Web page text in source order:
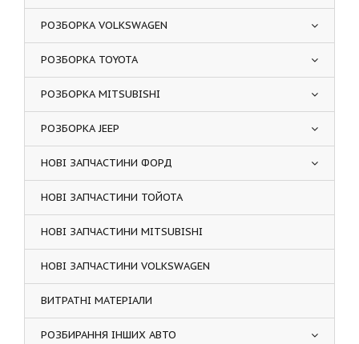
РОЗБОРКА VOLKSWAGEN
РОЗБОРКА TOYOTA
РОЗБОРКА MITSUBISHI
РОЗБОРКА JEEP
НОВІ ЗАПЧАСТИНИ ФОРД
НОВІ ЗАПЧАСТИНИ ТОЙОТА
НОВІ ЗАПЧАСТИНИ MITSUBISHI
НОВІ ЗАПЧАСТИНИ VOLKSWAGEN
ВИТРАТНІ МАТЕРІАЛИ
РОЗБИРАННЯ ІНШИХ АВТО